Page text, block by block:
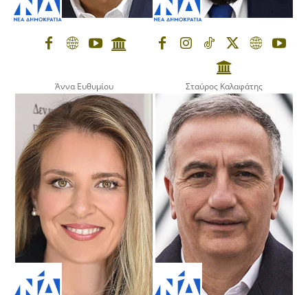
Άννα Ευθυμίου Σταύρος Καλαφάτης